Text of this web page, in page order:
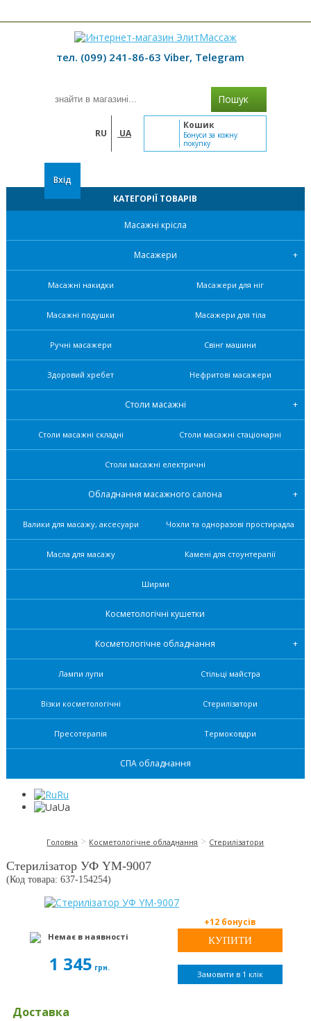
тел. (099) 241-86-63 Viber, Telegram
Пошук
RU UA
Кошик
Бонуси за кожну
покупку
Вхід
КАТЕГОРІЇ ТОВАРІВ
Масажні крісла
Масажери
Масажні накидки Масажери для ніг
Масажні подушки Масажери для тіла
Ручні масажери Свінг машини
Здоровий хребет Нефритові масажери
Столи масажні
Столи масажні складні Столи масажні стаціонарні
Столи масажні електричні
Обладнання масажного салона
Валики для масажу, аксесуари Чохли та одноразові простирадла
Масла для масажу Камені для стоунтерапії
Ширми
Косметологічні кушетки
Косметологічне обладнання
Лампи лупи Стільці майстра
Візки косметологічні Стерилізатори
Пресотерапія Термоковдри
СПА обладнання
Ru
Ua
Головна > Косметологічне обладнання > Стерилізатори
Стерилізатор УФ YM-9007
(Код товара: 637-154254)
Немає в наявності
1 345 грн.
+12 бонусів
Замовити в 1 клік
Доставка